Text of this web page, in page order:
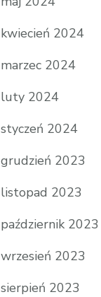
kwiecień 2024
marzec 2024
luty 2024
styczeń 2024
grudzień 2023
listopad 2023
październik 2023
wrzesień 2023
sierpień 2023